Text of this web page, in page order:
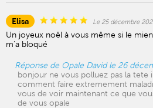
Elisa Le 25 décembre
Un joyeux noël à vous même si le
m’a bloqué
Réponse de Opale David le 26
bonjour ne vous polluez pas la tete
comment faire extremement
vous de voir maintenant ce que
de vous opale